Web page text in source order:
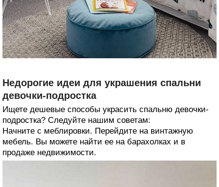
Недорогие идеи для украшения спальни
девочки-подростка
Ищете дешевые способы украсить спальню девочки-
подростка? Следуйте нашим советам:
Начните с меблировки. Перейдите на винтажную
мебель. Вы можете найти ее на барахолках и в
продаже недвижимости.